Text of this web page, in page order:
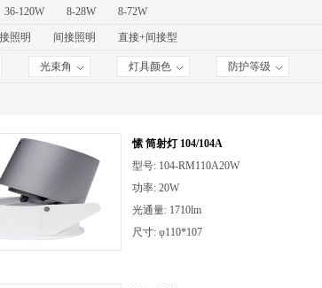
36-120W 8-28W 8-72W
照明 间接照明 直接+间接型
光束角 灯具颜色 防护等级
愫 筒射灯 104/104A
型号: 104-RM110A20W
功率: 20W
光通量: 1710lm
尺寸: φ110*107